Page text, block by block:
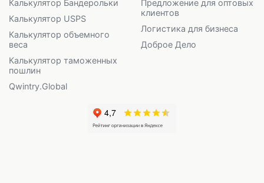
Калькулятор Бандерольки
Калькулятор USPS
Калькулятор объемного
веса
Калькулятор таможенных
пошлин
Qwintry.Global
Предложение для оптовых
клиентов
Логистика для бизнеса
Доброе Дело